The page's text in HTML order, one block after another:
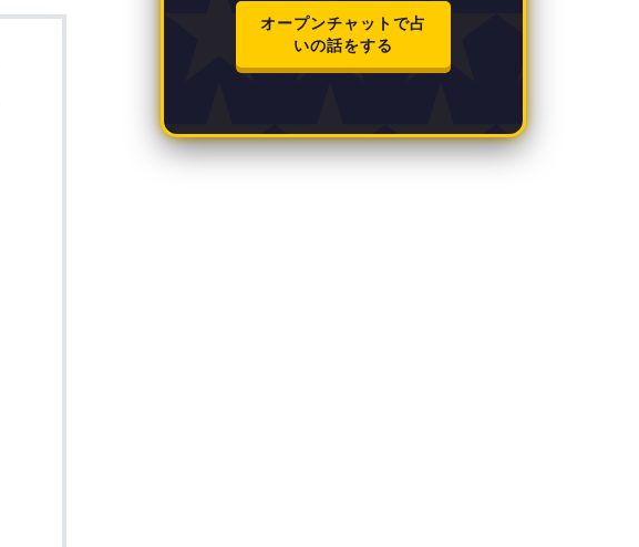
オープンチャットで占
いの話をする